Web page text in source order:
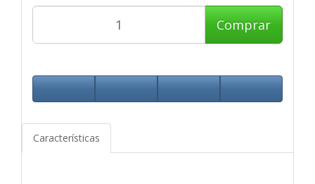
Comprar
Características